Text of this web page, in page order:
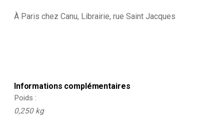
À Paris chez Canu, Librairie, rue Saint Jacques
Informations complémentaires
Poids
0,250 kg